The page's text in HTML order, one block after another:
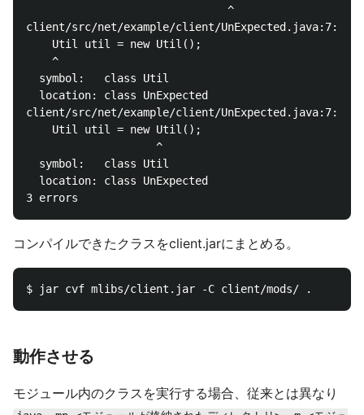
                               ^
client/src/net/example/client/UnExpected.java:7:
    Util util = new Util();
    ^
  symbol:   class Util
  location: class UnExpected
client/src/net/example/client/UnExpected.java:7:
    Util util = new Util();
                    ^
  symbol:   class Util
  location: class UnExpected
コンパイルできたクラスをclient.jarにまとめる。
動作させる
モジュール内のクラスを実行する場合、従来とは異なり